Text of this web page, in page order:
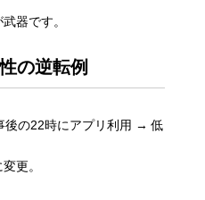
器です。
の逆転例
後の22時にアプリ利用 → 低
更。